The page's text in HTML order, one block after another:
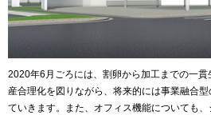
2020年6月ごろには、割卵から加工までの一
産合理化を図りながら、将来的には事業融合
ていきます。また、オフィス機能についても